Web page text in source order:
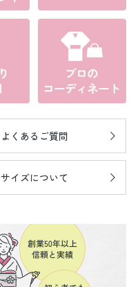
よくあるご質問
サイズについて